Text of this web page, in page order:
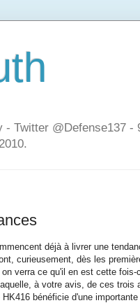
- Twitter @Defense137
déjà à livrer une
curieusement, dès les
verra ce qu'il en est cette fois-
à votre avis, de ces trois
bénéficie d'une